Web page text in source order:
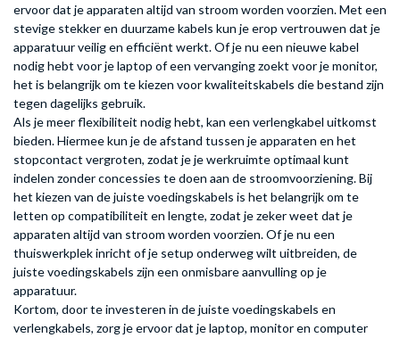
ervoor dat je apparaten altijd van stroom worden voorzien. Met een
stevige stekker en duurzame kabels kun je erop vertrouwen dat je
apparatuur veilig en efficiënt werkt. Of je nu een nieuwe kabel
nodig hebt voor je laptop of een vervanging zoekt voor je monitor,
het is belangrijk om te kiezen voor kwaliteitskabels die bestand zijn
tegen dagelijks gebruik.
Als je meer flexibiliteit nodig hebt, kan een verlengkabel uitkomst
bieden. Hiermee kun je de afstand tussen je apparaten en het
stopcontact vergroten, zodat je je werkruimte optimaal kunt
indelen zonder concessies te doen aan de stroomvoorziening. Bij
het kiezen van de juiste voedingskabels is het belangrijk om te
letten op compatibiliteit en lengte, zodat je zeker weet dat je
apparaten altijd van stroom worden voorzien. Of je nu een
thuiswerkplek inricht of je setup onderweg wilt uitbreiden, de
juiste voedingskabels zijn een onmisbare aanvulling op je
apparatuur.
Kortom, door te investeren in de juiste voedingskabels en
verlengkabels, zorg je ervoor dat je laptop, monitor en computer